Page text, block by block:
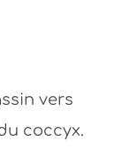
vers
coccyx.